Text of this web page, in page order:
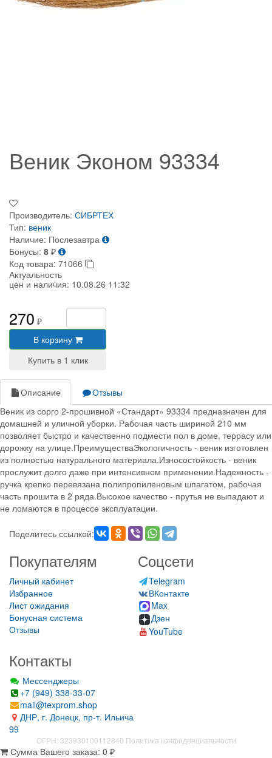
Веник Эконом 93334
Производитель: СИБРТЕХ
Тип: веник
Наличие: Послезавтра
Бонусы: 8 ₽
Код товара: 71066
Актуальность
цен и наличия: 10.08.26 11:32
270 ₽
В корзину
Описание
Отзывы
Веник из сорго 2-прошивной «Стандарт» 93334 предназначен для
домашней и уличной уборки. Рабочая часть шириной 210 мм
позволяет быстро и качественно подмести пол в доме, террасу или
дорожку на улице.ПреимуществаЭкологичность - веник изготовлен
из полностью натурального материала.Износостойкость - веник
прослужит долго даже при интенсивном применении.Надежность -
ручка крепко перевязана полипропиленовым шпагатом, рабочая
часть прошита в 2 ряда.Высокое качество - прутья не выпадают и
не ломаются в процессе эксплуатации.
Поделитесь ссылкой:
Покупателям
Личный кабинет
Избранное
Лист ожидания
Бонусная система
Отзывы
Соцсети
Telegram
ВКонтакте
Max
Дзен
YouTube
Контакты
Мессенджеры
+7 (949) 338-33-07
mail@texprom.shop
ДНР, г. Донецк, пр-т. Ильича
99
ОГРН: 323930100112840 Политика конфиденциальности
Сумма Вашего заказа: 0 ₽